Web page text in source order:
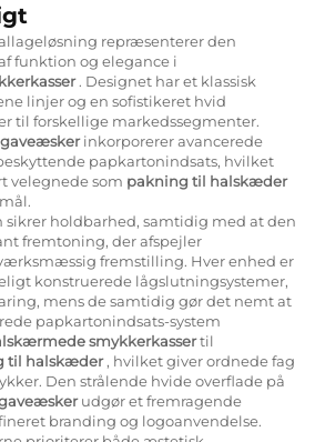
repræsenterer den
funktion og elegance i
. Designet har et klassisk
linjer og en sofistikeret hvid
til forskellige markedssegmenter.
inkorporerer avancerede
papkartonindsats, hvilket
velegnede som pakning til halskæder
holdbarhed, samtidig med at den
fremtoning, der afspejler
fremstilling. Hver enhed er
konstruerede lågslutningsystemer,
mens de samtidig gør det nemt at
papkartonindsats-system
smykkerkassertil
til halskæder, hvilket giver ordnede fag
Den strålende hvide overflade på
udgør et fremragende
branding og logoanvendelse.